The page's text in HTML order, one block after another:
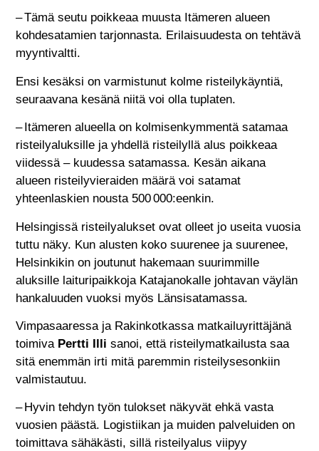
– Tämä seutu poik­keaa muusta Itämeren alueen
kohdesatamien tarjonnasta. Erilaisuudesta on tehtävä
myyntivaltti.
Ensi kesäksi on varmistunut kolme risteilykäyntiä,
seuraavana kesänä niitä voi olla tuplaten.
– Itämeren alueella on kolmisenkymmentä satamaa
risteilyaluksille ja yhdellä risteilyllä alus poikkeaa
viidessä – kuudessa satamassa. Kesän aikana
alueen risteilyvieraiden määrä voi satamat
yhteenlaskien nousta 500 000:eenkin.
Helsingissä risteilyalukset ovat olleet jo useita vuosia
tuttu näky. Kun alusten koko suurenee ja suurenee,
Helsinkikin on joutunut hakemaan suurimmille
aluksille laituripaikkoja Katajanokalle johtavan väylän
hankaluuden vuoksi myös Länsisatamassa.
Vimpasaaressa ja Rakinkotkassa matkailuyrittäjänä
toimiva Pertti Illi sanoi, että risteilymatkailusta saa
sitä enemmän irti mitä paremmin risteilysesonkiin
valmistautuu.
– Hyvin tehdyn työn tulokset näkyvät ehkä vasta
vuosien päästä. Logistiikan ja muiden palveluiden on
toimittava sähäkästi, sillä risteilyalus viipyy